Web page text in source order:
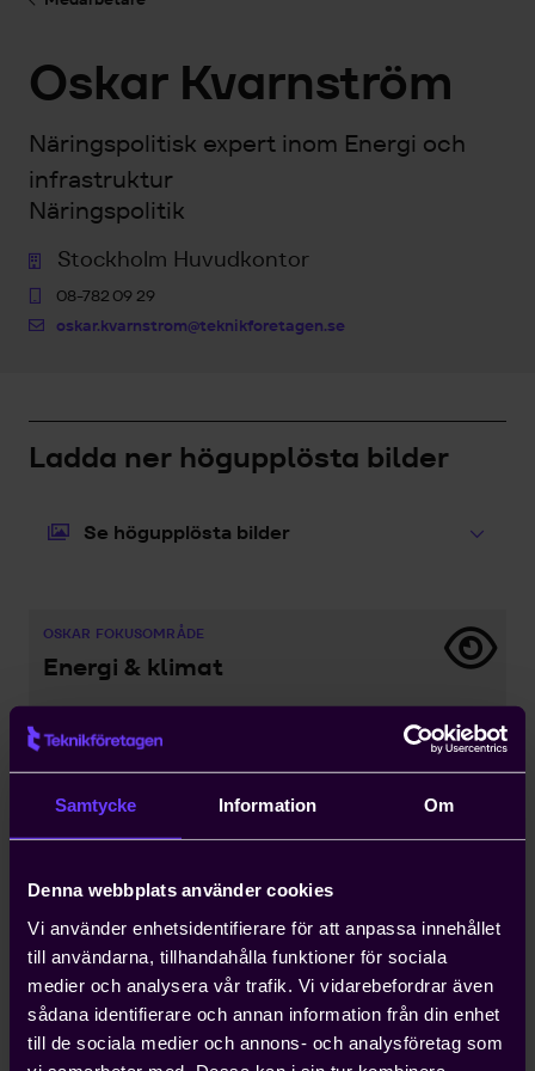
Samtycke Information Om
Denna webbplats använder cookies
Vi använder enhetsidentifierare för att anpassa innehållet
till användarna, tillhandahålla funktioner för sociala
medier och analysera vår trafik. Vi vidarebefordrar även
sådana identifierare och annan information från din enhet
till de sociala medier och annons- och analysföretag som
Oskar Kvarnström
Näringspolitisk expert inom Energi och
infrastruktur
Näringspolitik
Stockholm Huvudkontor
08-782 09 29
oskar.kvarnstrom@teknikforetagen.se
Ladda ner högupplösta bilder
Se högupplösta bilder
OSKAR FOKUSOMRÅDE
Energi & klimat
lyckas är det direkt avgörande att industrin och
transporterna elektrifieras. Till det kommer
Sverige behöva mer än fördubbla produktionen
Senaste nytt